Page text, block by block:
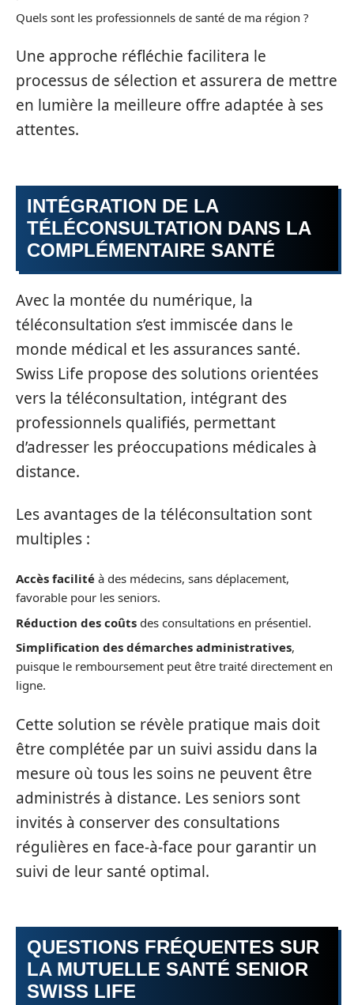
Quels sont les professionnels de santé de ma région ?
Une approche réfléchie facilitera le
processus de sélection et assurera de mettre
en lumière la meilleure offre adaptée à ses
attentes.
INTÉGRATION DE LA
TÉLÉCONSULTATION DANS LA
COMPLÉMENTAIRE SANTÉ
Avec la montée du numérique, la
téléconsultation s’est immiscée dans le
monde médical et les assurances santé.
Swiss Life propose des solutions orientées
vers la téléconsultation, intégrant des
professionnels qualifiés, permettant
d’adresser les préoccupations médicales à
distance.
Les avantages de la téléconsultation sont
multiples :
Accès facilité à des médecins, sans déplacement,
favorable pour les seniors.
Réduction des coûts des consultations en présentiel.
Simplification des démarches administratives,
puisque le remboursement peut être traité directement en
ligne.
Cette solution se révèle pratique mais doit
être complétée par un suivi assidu dans la
mesure où tous les soins ne peuvent être
administrés à distance. Les seniors sont
invités à conserver des consultations
régulières en face-à-face pour garantir un
suivi de leur santé optimal.
QUESTIONS FRÉQUENTES SUR
LA MUTUELLE SANTÉ SENIOR
SWISS LIFE